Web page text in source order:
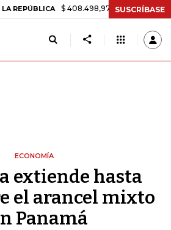
$ 408.498,97 +$ 8.753,81 +2,19%
SUSCRÍBASE
ECONOMÍA
extiende hasta
el arancel mixto
Panamá